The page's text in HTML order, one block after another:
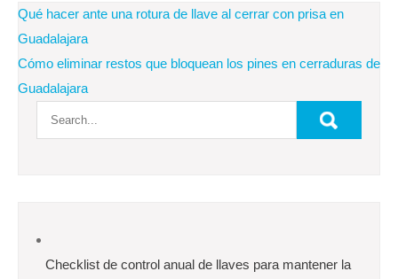
Navegación
de
entradas
Qué hacer ante una rotura de llave al cerrar con prisa en
Guadalajara
Cómo eliminar restos que bloquean los pines en cerraduras de
Guadalajara
Checklist de control anual de llaves para mantener la